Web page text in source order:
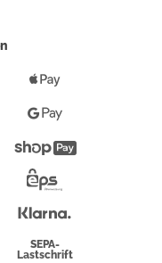
Pay
Google
Pay
Überweisung
SEPA-
Lastschrift